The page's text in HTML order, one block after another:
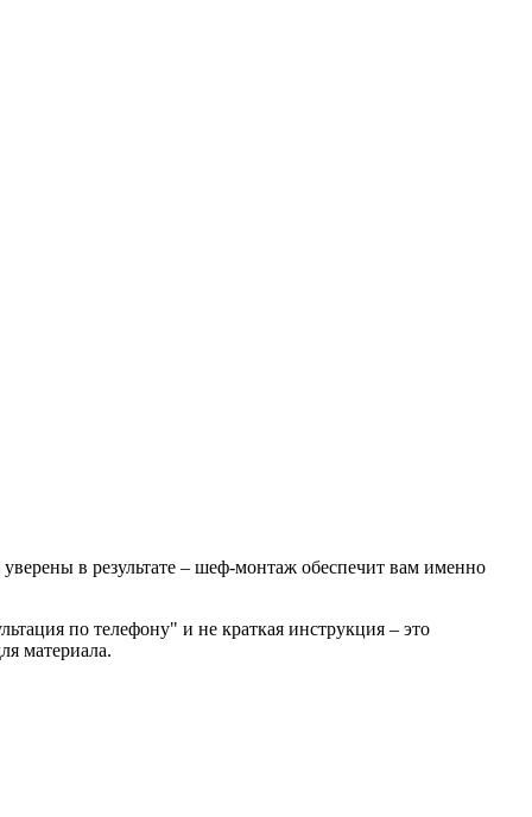
в результате – шеф-монтаж обеспечит вам именно
по телефону" и не краткая инструкция – это
материала.